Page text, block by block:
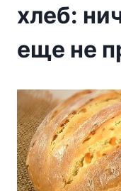
хлеб:
еще не